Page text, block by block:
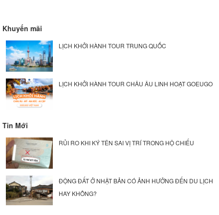
Khuyến mãi
LỊCH KHỞI HÀNH TOUR TRUNG QUỐC
LỊCH KHỞI HÀNH TOUR CHÂU ÂU LINH HOẠT GOEUGO
Tin Mới
RỦI RO KHI KÝ TÊN SAI VỊ TRÍ TRONG HỘ CHIẾU
ĐỘNG ĐẤT Ở NHẬT BẢN CÓ ẢNH HƯỞNG ĐẾN DU LỊCH
HAY KHÔNG?